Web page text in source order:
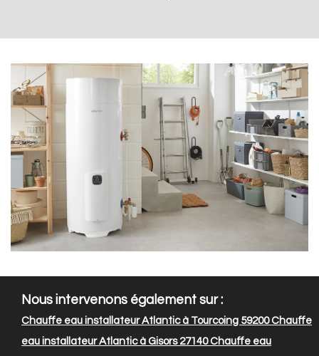
Nous intervenons également sur :
Chauffe eau installateur Atlantic à Tourcoing 59200Chauffe
eau installateur Atlantic à Gisors 27140Chauffe eau